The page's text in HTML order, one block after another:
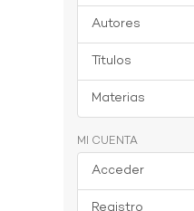
Autores
Títulos
Materias
MI CUENTA
Acceder